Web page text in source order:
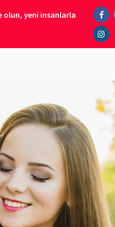
olun, yeni insanlarla